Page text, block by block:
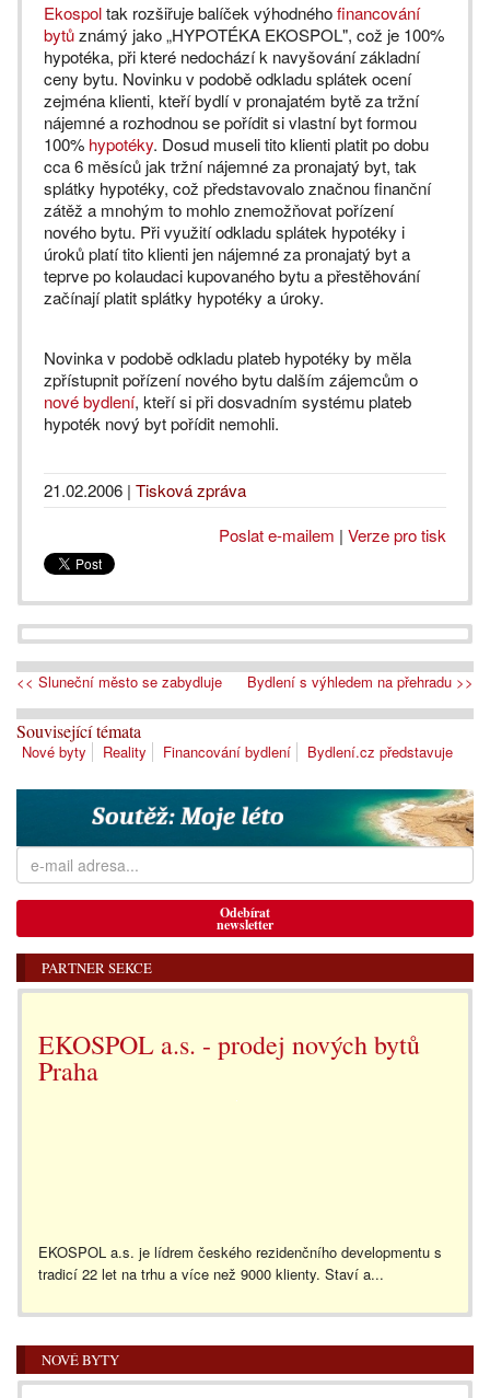
Ekospoltak rozšiřuje balíček výhodnéhofinancování
bytůznámý jako „HYPOTÉKA EKOSPOL", což je 100%
hypotéka, při které nedochází k navyšování základní
ceny bytu. Novinku v podobě odkladu splátek ocení
zejména klienti, kteří bydlí v pronajatém bytě za tržní
nájemné a rozhodnou se pořídit si vlastní byt formou
100% hypotéky. Dosud museli tito klienti platit po dobu
cca 6 měsíců jak tržní nájemné za pronajatý byt, tak
splátky hypotéky, což představovalo značnou finanční
zátěž a mnohým to mohlo znemožňovat pořízení
nového bytu. Při využití odkladu splátek hypotéky i
úroků platí tito klienti jen nájemné za pronajatý byt a
teprve po kolaudaci kupovaného bytu a přestěhování
začínají platit splátky hypotéky a úroky.
Novinka v podobě odkladu plateb hypotéky by měla
zpřístupnit pořízení nového bytu dalším zájemcům o
nové bydlení, kteří si při dosvadním systému plateb
hypoték nový byt pořídit nemohli.
21.02.2006 | Tisková zpráva
Poslat e-mailem | Verze pro tisk
<< Sluneční město se zabydluje Bydlení s výhledem na přehradu >>
Související témata
Nové byty Reality Financování bydlení Bydlení.cz představuje
Odebírat
newsletter
PARTNER SEKCE
EKOSPOL a.s. - prodej nových bytů
Praha
EKOSPOL a.s. je lídrem českého rezidenčního developmentu s
tradicí 22 let na trhu a více než 9000 klienty. Staví a...
NOVÉ BYTY